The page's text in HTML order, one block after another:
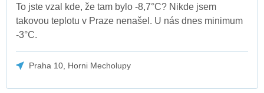
To jste vzal kde, že tam bylo -8,7°C? Nikde jsem
takovou teplotu v Praze nenašel. U nás dnes minimum
-3°C.
Praha 10, Horni Mecholupy